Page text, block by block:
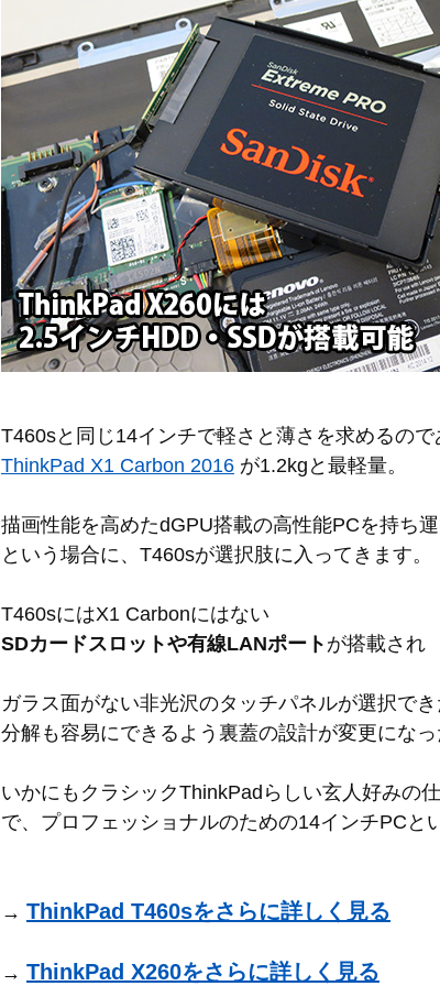
T460sと同じ14インチで軽さと薄さを求めるので
ThinkPad X1 Carbon 2016 が1.2kgと最軽量。
描画性能を高めたdGPU搭載の高性能PCを持ち
という場合に、T460sが選択肢に入ってきます。
T460sにはX1 Carbonにはない
SDカードスロットや有線LANポート が搭載され
ガラス面がない非光沢のタッチパネルが選択で
分解も容易にできるよう裏蓋の設計が変更にな
いかにもクラシックThinkPadらしい玄人好みの
で、プロフェッショナルのための14インチPCと
→ ThinkPad T460sをさらに詳しく見る
→ ThinkPad X260をさらに詳しく見る